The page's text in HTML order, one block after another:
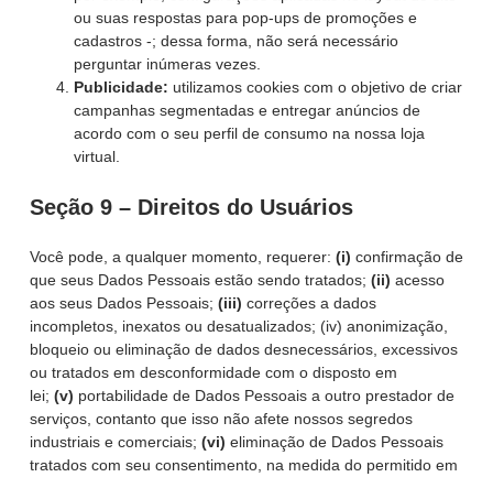
ou suas respostas para pop-ups de promoções e
cadastros -; dessa forma, não será necessário
perguntar inúmeras vezes.
Publicidade: utilizamos cookies com o objetivo de criar
campanhas segmentadas e entregar anúncios de
acordo com o seu perfil de consumo na nossa loja
virtual.
Seção 9 – Direitos do Usuários
Você pode, a qualquer momento, requerer: (i) confirmação de
que seus Dados Pessoais estão sendo tratados; (ii) acesso
aos seus Dados Pessoais; (iii) correções a dados
incompletos, inexatos ou desatualizados; (iv) anonimização,
bloqueio ou eliminação de dados desnecessários, excessivos
ou tratados em desconformidade com o disposto em
lei; (v) portabilidade de Dados Pessoais a outro prestador de
serviços, contanto que isso não afete nossos segredos
industriais e comerciais; (vi) eliminação de Dados Pessoais
tratados com seu consentimento, na medida do permitido em